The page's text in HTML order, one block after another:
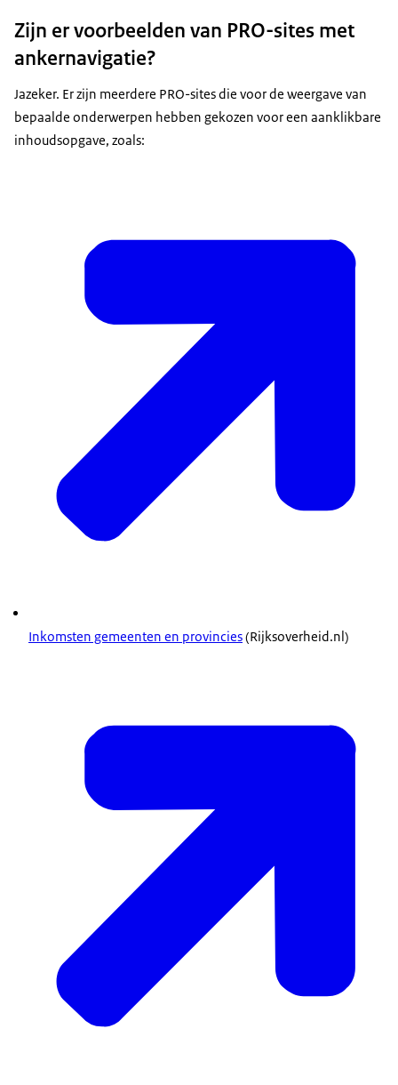
Zijn er voorbeelden van PRO-sites met
ankernavigatie?
Jazeker. Er zijn meerdere PRO-sites die voor de weergave van
bepaalde onderwerpen hebben gekozen voor een aanklikbare
inhoudsopgave, zoals:
Inkomsten gemeenten en provincies(Rijksoverheid.nl)